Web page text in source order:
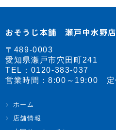
おそうじ本舗 瀬戸中水野店
〒489-0003
愛知県瀬戸市穴田町241
TEL： 0120-383-037
営業時間：8:00～19:00 定
ホーム
店舗情報